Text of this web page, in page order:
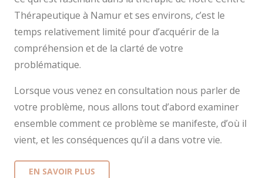
Thérapeutique à Namur et ses environs, c’est le
temps relativement limité pour d’acquérir de la
compréhension et de la clarté de votre
problématique.
Lorsque vous venez en consultation nous parler de
votre problème, nous allons tout d’abord examiner
ensemble comment ce problème se manifeste, d’où il
vient, et les conséquences qu’il a dans votre vie.
EN SAVOIR PLUS